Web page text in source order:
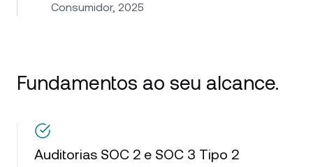
Consumidor, 2025
Fundamentos ao seu alcance.
Auditorias SOC 2 e SOC 3 Tipo 2